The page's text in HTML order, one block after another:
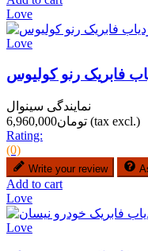
Love
Love
فابریک رنو کولیوس
نمایندگی سینوال
تومان6,960,000 (tax excl.)
Rating:
(0)
Write your review
Add to cart
Love
Love